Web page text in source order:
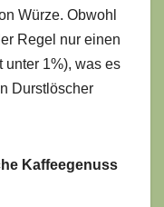
Würze. Obwohl
Regel nur einen
unter 1%), was es
Durstlöscher
Kaffeegenuss